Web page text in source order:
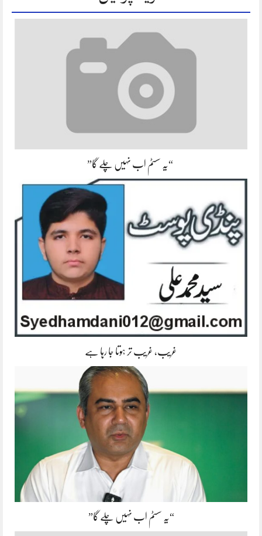
“یہ سسٹم اب نہیں چلے گا”
غریب، غریب تر ہوتا جا رہا ہے
“یہ سسٹم اب نہیں چلے گا”